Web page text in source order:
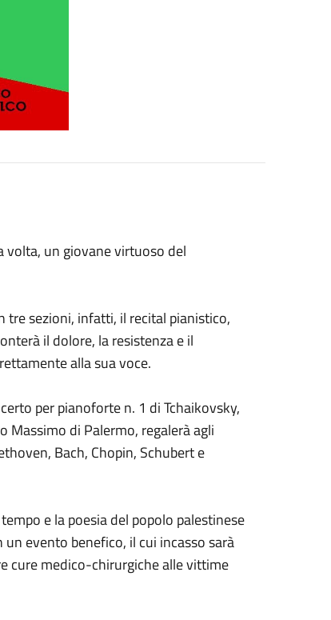
volta, un giovane virtuoso del
tre sezioni, infatti, il recital pianistico,
il dolore, la resistenza e il
alla sua voce.
per pianoforte n. 1 di Tchaikovsky,
Massimo di Palermo, regalerà agli
Bach, Chopin, Schubert e
e la poesia del popolo palestinese
evento benefico, il cui incasso sarà
cure medico-chirurgiche alle vittime